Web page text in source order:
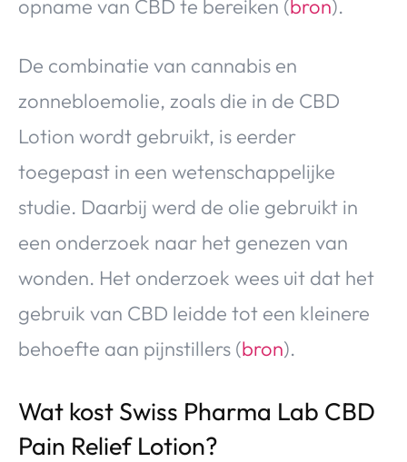
opname van CBD te bereiken (bron).
De combinatie van cannabis en
zonnebloemolie, zoals die in de CBD
Lotion wordt gebruikt, is eerder
toegepast in een wetenschappelijke
studie. Daarbij werd de olie gebruikt in
een onderzoek naar het genezen van
wonden. Het onderzoek wees uit dat het
gebruik van CBD leidde tot een kleinere
behoefte aan pijnstillers (bron).
Wat kost Swiss Pharma Lab CBD
Pain Relief Lotion?